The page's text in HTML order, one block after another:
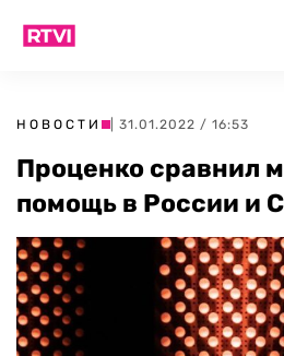
НОВОСТИ | 31.01.2022 / 16:53
Проценко сравнил
помощь в России и